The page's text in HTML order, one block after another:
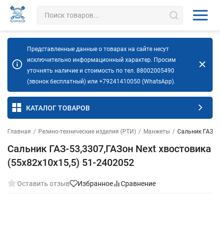
Представленные данные о товарах на сайте несут
исключительно информационный характер. Просим
уточнять наличие и стоимость по тел. 88002005490
(звонок бесплатный) или +79241410050 (WhatsApp).
КАТАЛОГ ТОВАРОВ
Главная / Резино-технические изделия (РТИ) / Манжеты / Сальник ГАЗ-
Сальник ГАЗ-53,3307,ГАЗон Next хвостовика
(55х82х10х15,5) 51-2402052
Оставить отзыв Избранное Сравнение